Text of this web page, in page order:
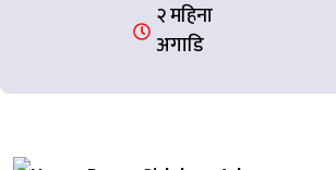
२ महिना
अगाडि